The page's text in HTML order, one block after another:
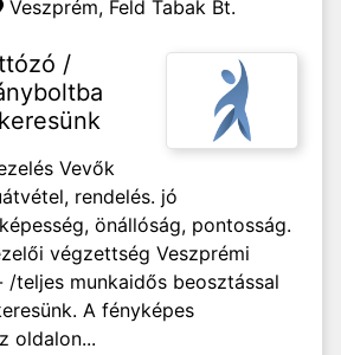
Veszprém, Feld Tabak Bt.
/
Vevők
rendelés. jó
önállóság, pontosság.
végzettség Veszprémi
/teljes munkaidős beosztással
A fényképes
oldalon...